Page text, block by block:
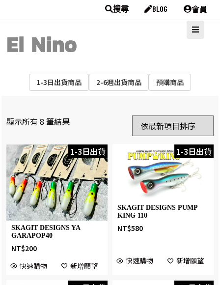
搜尋 BLOG 會員
1-3日出貨商品 2-6週出貨商品 預購商品
顯示所有 8 筆結果
1-3日出貨
SKAGIT DESIGNS YA
GARAPOP40
NT$200
快速購物
新增願望
1-3日出貨
SKAGIT DESIGNS PUMP
KING 110
NT$580
快速購物 新增願望